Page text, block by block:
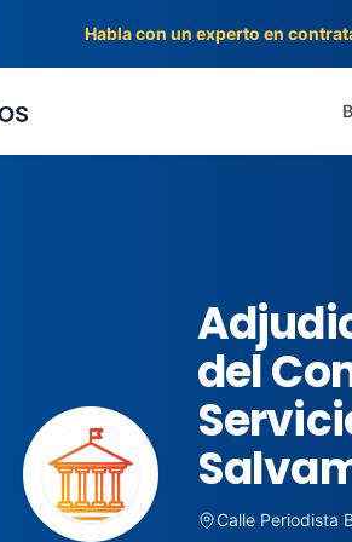
Habla con un experto en
del
Calle Periodista